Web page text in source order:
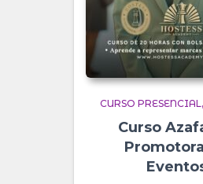
CURSO PRESENCIAL
Curso